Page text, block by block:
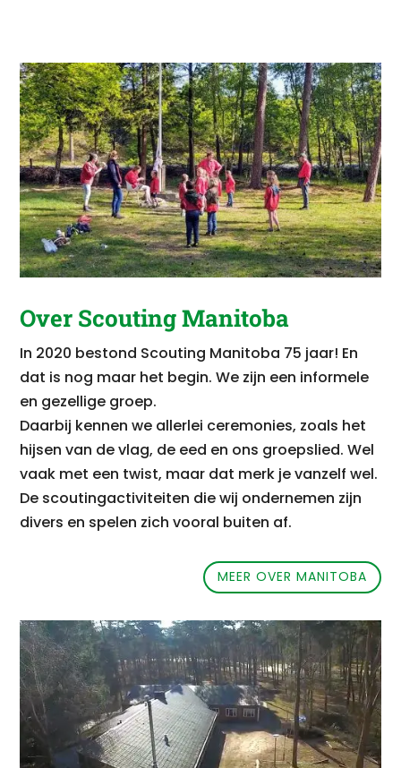
Over Scouting Manitoba
In 2020 bestond Scouting Manitoba 75 jaar! En
dat is nog maar het begin.We zijn een informele
en gezellige groep.
Daarbij kennen we allerlei ceremonies, zoals het
hijsen van de vlag, de eed en ons groepslied.Wel
vaak met een twist, maar dat merk je vanzelf wel.
De scoutingactiviteiten die wij ondernemen zijn
divers en spelen zich vooral buiten af.
MEER OVER MANITOBA